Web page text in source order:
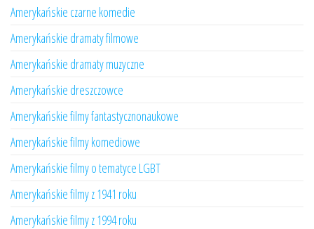
Amerykańskie czarne komedie
Amerykańskie dramaty filmowe
Amerykańskie dramaty muzyczne
Amerykańskie dreszczowce
Amerykańskie filmy fantastycznonaukowe
Amerykańskie filmy komediowe
Amerykańskie filmy o tematyce LGBT
Amerykańskie filmy z 1941 roku
Amerykańskie filmy z 1994 roku